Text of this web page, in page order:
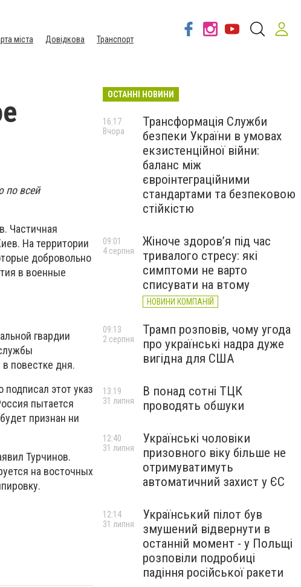
міста Довідкова Транспорт
по всей
Частичная
На территории
добровольно
в военные
гвардии
повестке дня.
этот указ
пытается
признан ни
Турчинов.
на восточных
ОСТАННІ НОВИНИ
Трансформація Служби
безпеки України в умовах
екзистенційної війни:
баланс між
євроінтеграційними
стандартами та безпековою
стійкістю
16:17
Вчора
Жіноче здоров’я під час
тривалого стресу: які
симптоми не варто
списувати на втому
НОВИНИ КОМПАНІЙ
09:01
4 серпня
Трамп розповів, чому угода
про українські надра дуже
вигідна для США
09:13
2 серпня
В понад сотні ТЦК
проводять обшуки
13:19
31 липня
Українські чоловіки
призовного віку більше не
отримуватимуть
автоматичний захист у ЄС
12:40
31 липня
Український пілот був
змушений відвернути в
останній момент - у Польщі
розповіли подробиці
падіння російської ракети
12:14
31 липня